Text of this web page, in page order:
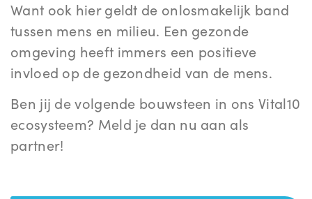
Want ook hier geldt de onlosmakelijk band
tussen mens en milieu. Een gezonde
omgeving heeft immers een positieve
invloed op de gezondheid van de mens.
Ben jij de volgende bouwsteen in ons Vital10
ecosysteem? Meld je dan nu aan als
partner!